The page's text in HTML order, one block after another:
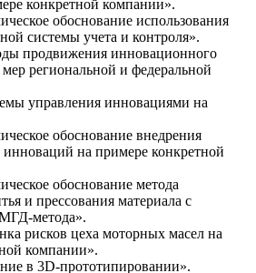
конкретной компании».
обоснование использования
системы учета и контроля».
продвижения инновационного
региональной и федеральной
управления инновациями на
обоснование внедрения
инноваций на примере конкретной
обоснование метода
и прессования материала с
метода».
рисков цеха моторных масел на
компании».
в 3D-прототипировании».